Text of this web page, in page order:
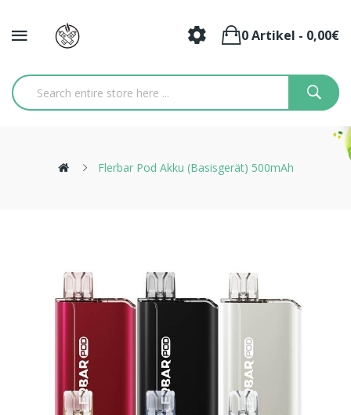
0 Artikel - 0,00€
Flerbar Pod Akku (Basisgerät) 500mAh